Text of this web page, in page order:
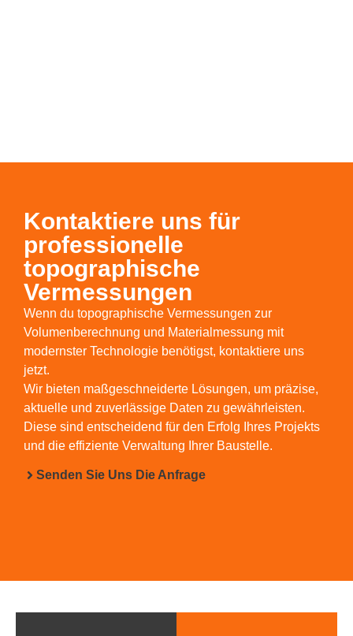
Kontaktiere uns für
professionelle
topographische
Vermessungen
Wenn du topographische Vermessungen zur
Volumenberechnung und Materialmessung mit
modernster Technologie benötigst, kontaktiere uns
jetzt.
Wir bieten maßgeschneiderte Lösungen, um präzise,
aktuelle und zuverlässige Daten zu gewährleisten.
Diese sind entscheidend für den Erfolg Ihres Projekts
und die effiziente Verwaltung Ihrer Baustelle.
Senden Sie Uns Die Anfrage